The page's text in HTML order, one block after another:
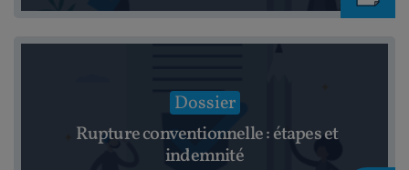
Dossier
Rupture conventionnelle : étapes et
indemnité